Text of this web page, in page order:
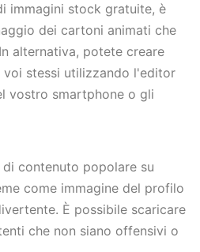
immagini stock gratuite, è
dei cartoni animati che
alternativa, potete creare
stessi utilizzando l'editor
vostro smartphone o gli
contenuto popolare su
come immagine del profilo
È possibile scaricare
che non siano offensivi o